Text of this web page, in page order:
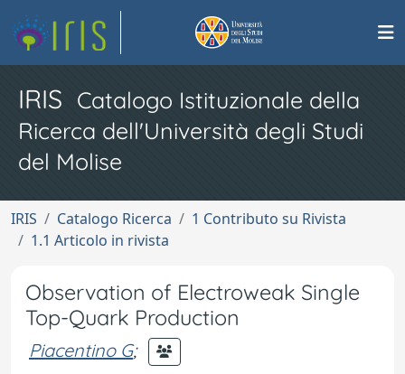
IRIS Catalogo Istituzionale della
Ricerca dell'Università degli Studi
del Molise
IRIS Catalogo Ricerca
1 Contributo su Rivista
1.1 Articolo in rivista
Observation of Electroweak Single
Top-Quark Production
Piacentino G;